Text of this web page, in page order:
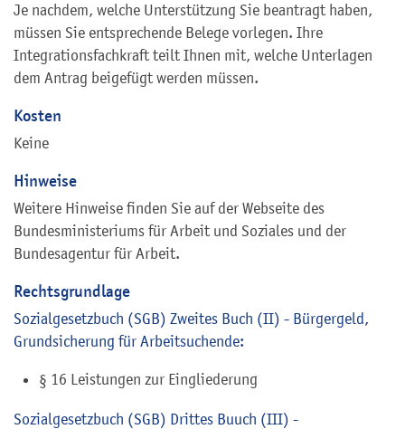
Je nachdem, welche Unterstützung Sie beantragt haben,
müssen Sie entsprechende Belege vorlegen. Ihre
Integrationsfachkraft teilt Ihnen mit, welche Unterlagen
dem Antrag beigefügt werden müssen.
Kosten
Keine
Hinweise
Weitere Hinweise finden Sie auf der Webseite des
Bundesministeriums für Arbeit und Soziales und der
Bundesagentur für Arbeit.
Rechtsgrundlage
Sozialgesetzbuch (SGB) Zweites Buch (II) - Bürgergeld,
Grundsicherung für Arbeitsuchende:
§ 16 Leistungen zur Eingliederung
Sozialgesetzbuch (SGB) Drittes Buuch (III) -